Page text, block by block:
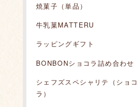
焼菓子（単品）
牛乳菓MATTERU
ラッピングギフト
BONBONショコラ詰め合わせ
シェフズスペシャリテ（ショコ
ラ）